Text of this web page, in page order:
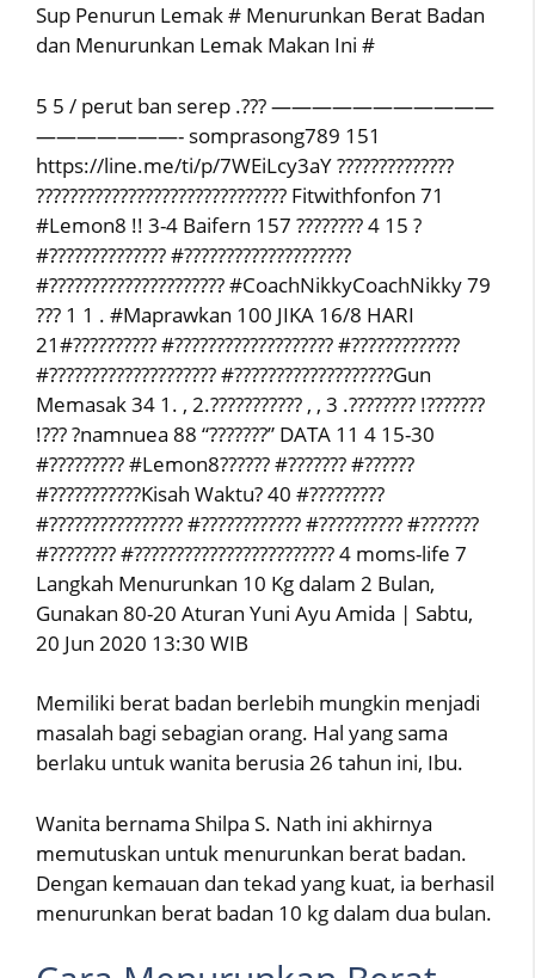
Sup Penurun Lemak # Menurunkan Berat Badan
dan Menurunkan Lemak Makan Ini #
5 5 / perut ban serep .??? ———————————
———————- somprasong789 151
https://line.me/ti/p/7WEiLcy3aY ??????????????
?????????????????????????????? Fitwithfonfon 71
#Lemon8 !! 3-4 Baifern 157 ???????? 4 15 ?
#?????????????? #????????????????????
#????????????????????? #CoachNikkyCoachNikky 79
??? 1 1 . #Maprawkan 100 JIKA 16/8 HARI
21#?????????? #??????????????????? #?????????????
#???????????????????? #???????????????????Gun
Memasak 34 1. , 2.??????????? , , 3 .???????? !???????
!??? ?namnuea 88 “???????” DATA 11 4 15-30
#????????? #Lemon8?????? #??????? #??????
#???????????Kisah Waktu? 40 #?????????
#???????????????? #???????????? #?????????? #???????
#???????? #???????????????????????? 4 moms-life 7
Langkah Menurunkan 10 Kg dalam 2 Bulan,
Gunakan 80-20 Aturan Yuni Ayu Amida | Sabtu,
20 Jun 2020 13:30 WIB
Memiliki berat badan berlebih mungkin menjadi
masalah bagi sebagian orang. Hal yang sama
berlaku untuk wanita berusia 26 tahun ini, Ibu.
Wanita bernama Shilpa S. Nath ini akhirnya
memutuskan untuk menurunkan berat badan.
Dengan kemauan dan tekad yang kuat, ia berhasil
menurunkan berat badan 10 kg dalam dua bulan.